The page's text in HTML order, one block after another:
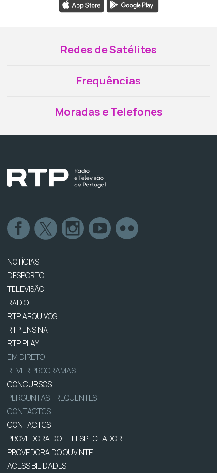
Redes de Satélites
Frequências
Moradas e Telefones
NOTÍCIAS
DESPORTO
TELEVISÃO
RÁDIO
RTP ARQUIVOS
RTP ENSINA
RTP PLAY
EM DIRETO
REVER PROGRAMAS
CONCURSOS
PERGUNTAS FREQUENTES
CONTACTOS
CONTACTOS
PROVEDORA DO TELESPECTADOR
PROVEDORA DO OUVINTE
ACESSIBILIDADES